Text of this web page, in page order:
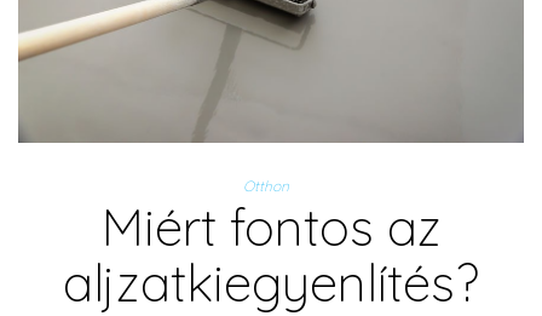
Otthon
Miért fontos az
aljzatkiegyenlítés?